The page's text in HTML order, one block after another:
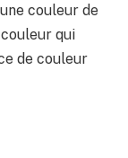
couleur de
qui
de couleur